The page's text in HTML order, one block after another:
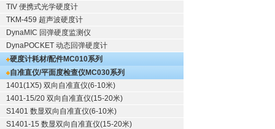
TIV 便携式光学硬度计
TKM-459 超声波硬度计
DynaMIC 回弹硬度监测仪
DynaPOCKET 动态回弹硬度计
硬度计耗材/配件MC010系列
自准直仪/平面度检查仪MC030系列
1401(1X5) 双向自准直仪(6-10米)
1401-15/20 双向自准直仪(15-20米)
S1401 数显双向自准直仪(6-10米)
S1401-15 数显双向自准直仪(15-20米)